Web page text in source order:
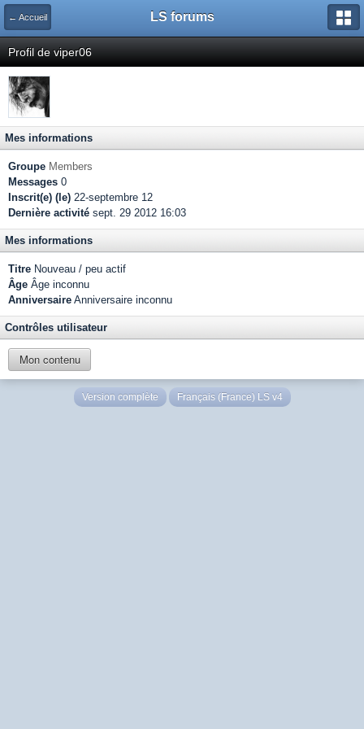
← Accueil LS forums
Profil de viper06
Mes informations
Groupe Members
Messages 0
Inscrit(e) (le) 22-septembre 12
Dernière activité sept. 29 2012 16:03
Mes informations
Titre Nouveau / peu actif
Âge Âge inconnu
Anniversaire Anniversaire inconnu
Contrôles utilisateur
Mon contenu
Version complète Français (France) LS v4